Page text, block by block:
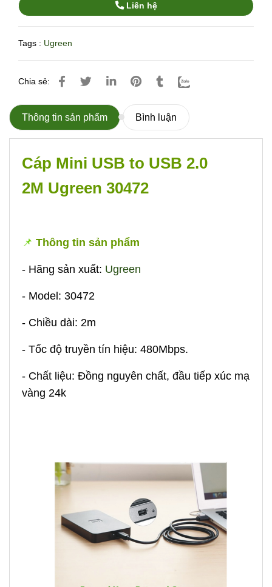
Liên hệ
Tags : Ugreen
Chia sẻ:
Thông tin sản phẩm Bình luận
Cáp Mini USB to USB 2.0
2M Ugreen 30472
📌 Thông tin sản phẩm
- Hãng sản xuất: Ugreen
- Model: 30472
- Chiều dài: 2m
- Tốc độ truyền tín hiệu: 480Mbps.
- Chất liệu: Đồng nguyên chất, đầu tiếp xúc mạ
vàng 24k